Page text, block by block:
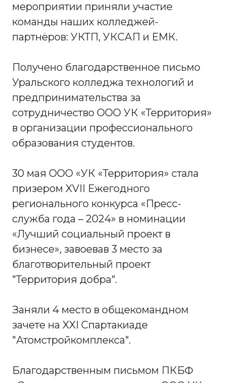
мероприятии приняли участие
команды наших колледжей-
партнёров: УКТП, УКСАП и ЕМК.
Получено благодарственное письмо
Уральского колледжа технологий и
предпринимательства за
сотрудничество ООО УК «Территория»
в организации профессионального
образования студентов.
30 мая ООО «УК «Территория» стала
призером XVII Ежегодного
регионального конкурса «Пресс-
служба года – 2024» в номинации
«Лучший социальный проект в
бизнесе», завоевав 3 место за
благотворительный проект
"Территория добра".
Заняли 4 место в общекомандном
зачете на XXI Спартакиаде
"Атомстройкомплекса".
Благодарственным письмом ПКБФ